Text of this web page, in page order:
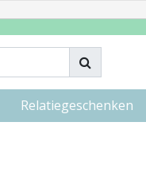
Relatiegeschenken